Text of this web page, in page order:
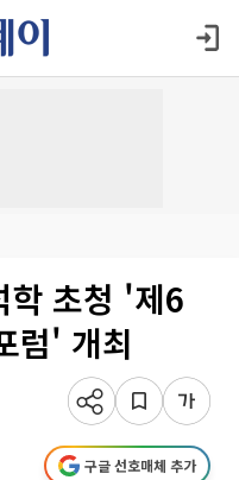
학 초청 '제6
럼' 개최
구글 선호매체 추가